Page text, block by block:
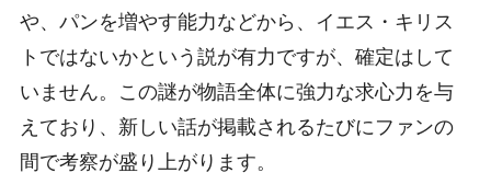
や、パンを増やす能力などから、イエス・キリス
トではないかという説が有力ですが、確定はして
いません。この謎が物語全体に強力な求心力を与
えており、新しい話が掲載されるたびにファンの
間で考察が盛り上がります。